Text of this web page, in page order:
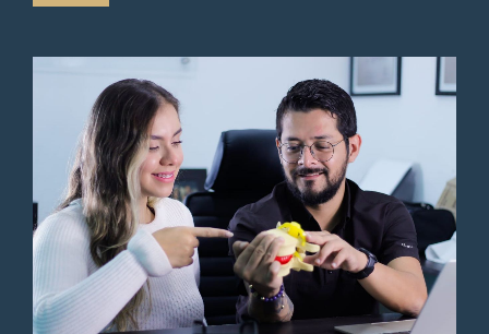
Hasta ahora buen trato y
explicativo, ilustra con
imágenes y se entiende que
procede